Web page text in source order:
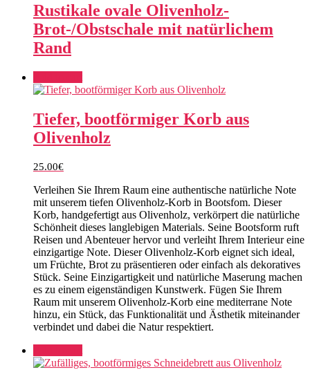
Rustikale ovale Olivenholz-
Brot-/Obstschale mit natürlichem
Rand
Tiefer, bootförmiger Korb aus
Olivenholz
25.00€
Verleihen Sie Ihrem Raum eine authentische natürliche Note
mit unserem tiefen Olivenholz-Korb in Bootsfom. Dieser
Korb, handgefertigt aus Olivenholz, verkörpert die natürliche
Schönheit dieses langlebigen Materials. Seine Bootsform ruft
Reisen und Abenteuer hervor und verleiht Ihrem Interieur eine
einzigartige Note. Dieser Olivenholz-Korb eignet sich ideal,
um Früchte, Brot zu präsentieren oder einfach als dekoratives
Stück. Seine Einzigartigkeit und natürliche Maserung machen
es zu einem eigenständigen Kunstwerk. Fügen Sie Ihrem
Raum mit unserem Olivenholz-Korb eine mediterrane Note
hinzu, ein Stück, das Funktionalität und Ästhetik miteinander
verbindet und dabei die Natur respektiert.